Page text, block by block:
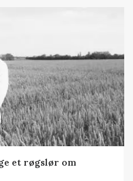
et røgslør om